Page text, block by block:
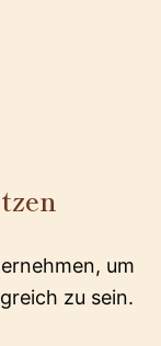
um
zu sein.